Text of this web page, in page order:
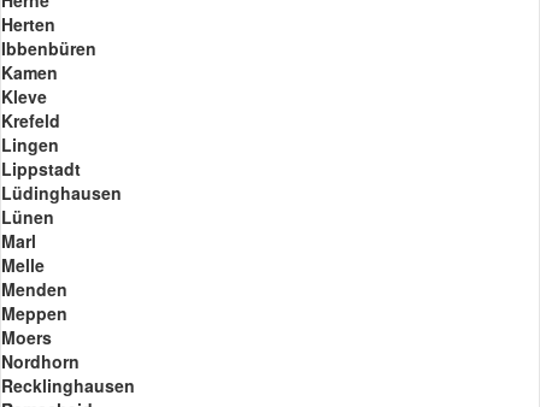
Herten
Ibbenbüren
Kamen
Kleve
Krefeld
Lingen
Lippstadt
Lüdinghausen
Lünen
Marl
Melle
Menden
Meppen
Moers
Nordhorn
Recklinghausen